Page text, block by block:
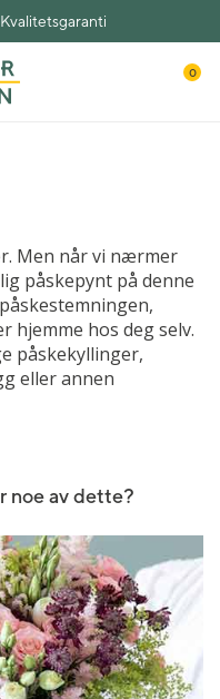
Kvalitetsgaranti
0
Men når vi nærmer
påskepynt på denne
hjemme hos deg selv.
påskekyllinger,
eller annen
noe av dette?